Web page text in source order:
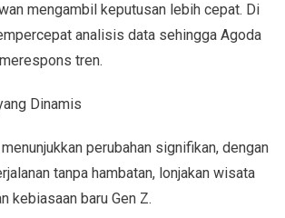
mengambil keputusan lebih cepat. Di
analisis data sehingga Agoda
tren.
Dinamis
perubahan signifikan, dengan
tanpa hambatan, lonjakan wisata
kebiasaan baru Gen Z.